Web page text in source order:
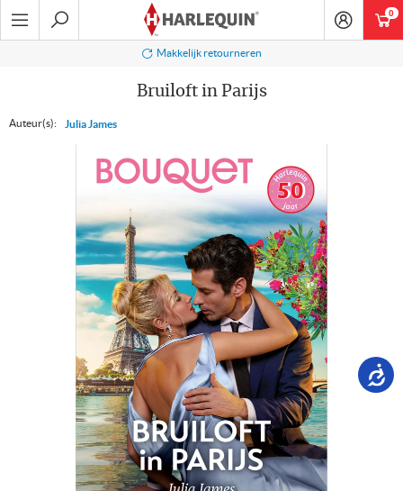
Ga
naar
Makkelijk retourneren
Bruiloft in Parijs
Auteur(s): Julia James
0